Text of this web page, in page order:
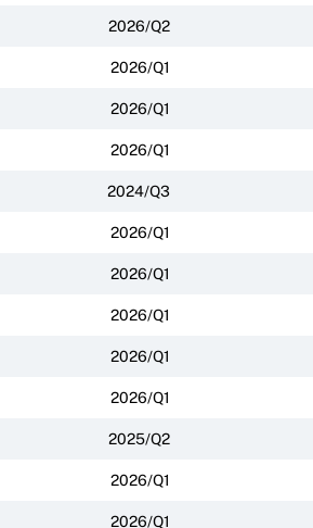
2026/Q2
2026/Q1
2026/Q1
2026/Q1
2024/Q3
2026/Q1
2026/Q1
2026/Q1
2026/Q1
2026/Q1
2025/Q2
2026/Q1
2026/Q1